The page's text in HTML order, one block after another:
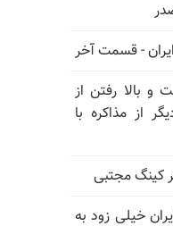
- قسمت آخر
بالا رفتن از
از مذاکره با
کینگ مجتبی
خیلی زود به